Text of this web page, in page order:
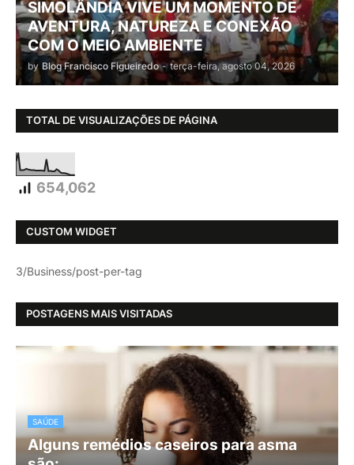
SIMOLÂNDIA VIVE UM MOMENTO DE
AVENTURA, NATUREZA E CONEXÃO
COM O MEIO AMBIENTE
by Blog Francisco Figueiredo - terça-feira, agosto 04, 2026
TOTAL DE VISUALIZAÇÕES DE PÁGINA
654,062
CUSTOM WIDGET
3/Business/post-per-tag
POSTAGENS MAIS VISITADAS
SAÚDE
Alguns remédios caseiros para asma